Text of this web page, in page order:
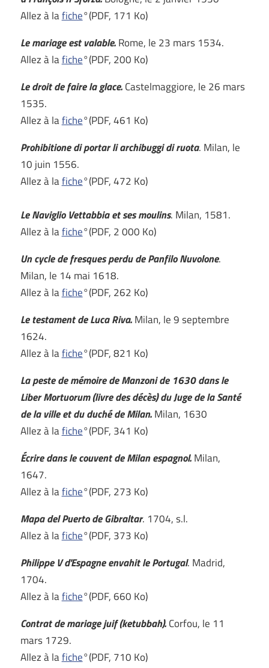
Allez à lafiche°(PDF, 171 Ko)
Le mariage est valable.Rome, le 23 mars 1534.
Allez à lafiche°(PDF, 200 Ko)
Le droit de faire la glace.Castelmaggiore, le 26 mars
1535.
Allez à lafiche°(PDF, 461 Ko)
Prohibitione di portar li archibuggi di ruota. Milan, le
10 juin 1556.
Allez à lafiche°(PDF, 472 Ko)
Le Naviglio Vettabbia et ses moulins. Milan, 1581.
Allez à lafiche°(PDF, 2 000 Ko)
Un cycle de fresques perdu de Panfilo Nuvolone.
Milan, le 14 mai 1618.
Allez à lafiche°(PDF, 262 Ko)
Le testament de Luca Riva.Milan, le 9 septembre
1624.
Allez à lafiche°(PDF, 821 Ko)
La peste de mémoire de Manzoni de 1630 dans le
Liber Mortuorum (livre des décès) du Juge de la Santé
de la ville et du duché de Milan.Milan, 1630
Allez à lafiche°(PDF, 341 Ko)
Écrire dans le couvent de Milan espagnol.Milan,
1647.
Allez à lafiche°(PDF, 273 Ko)
Mapa del Puerto de Gibraltar. 1704, s.l.
Allez à lafiche°(PDF, 373 Ko)
Philippe V d'Espagne envahit le Portugal. Madrid,
1704.
Allez à lafiche°(PDF, 660 Ko)
Contrat de mariage juif (ketubbah).Corfou, le 11
mars 1729.
Allez à lafiche°(PDF, 710 Ko)